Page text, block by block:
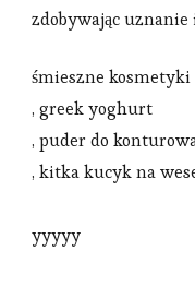
zdobywając uznanie
śmieszne kosmetyki
, greek yoghurt
, puder do
, kitka kucyk na
yyyyy